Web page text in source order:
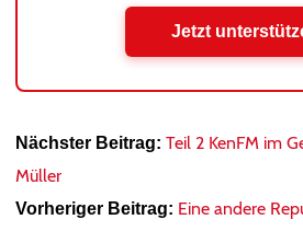
Jetzt
Nächster Beitrag: Teil 2 KenFM im
Müller
Vorheriger Beitrag: Eine andere